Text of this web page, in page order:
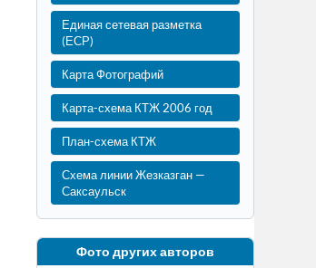
Единая сетевая разметка
(ЕСР)
Карта Фотографий
Карта-схема КТЖ 2006 год
План-схема КТЖ
Схема линии Жезказган —
Саксаульск
Фото других авторов